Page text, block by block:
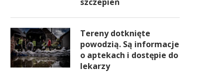
Tereny dotknięte
powodzią. Są informacje
o aptekach i dostępie do
lekarzy